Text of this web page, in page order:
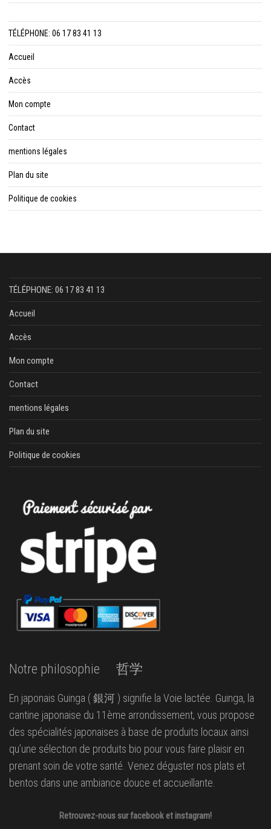
TÉLÉPHONE: 06 17 83 41 13
Accueil
Accès
Mon compte
Contact
mentions légales
Plan du site
Politique de cookies
TÉLÉPHONE: 06 17 83 41 13
Accueil
Accès
Mon compte
Contact
mentions légales
Plan du site
Politique de cookies
Notre philosophie 哲学
En japonais Guinga ( 銀河 ) signifie la Voie lactée. Guinga, la
cantine japonaise du 11ème arrondissement, vous propose
des spécialités japonaises à base de produits locaux ainsi
qu’une sélection de produits bio pour vous faire plaisir en
prenant soin de votre santé. Venez déguster nos plats et
bentos dans une ambiance douce et accueillante.
Retrouvez-nous sur facebook et instagram!